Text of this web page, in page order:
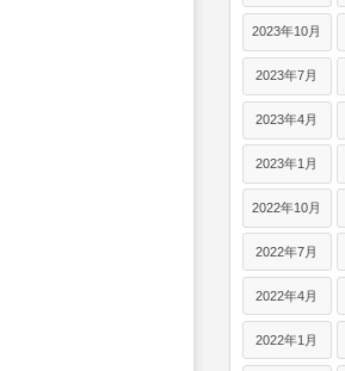
2023年10月
2023年7月
2023年4月
2023年1月
2022年10月
2022年7月
2022年4月
2022年1月